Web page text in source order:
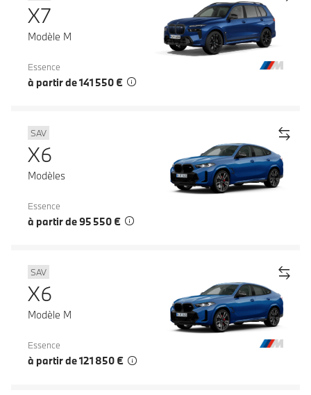
X7
Modèle M
Essence
à partir de 141 550 €
SAV
X6
Modèles
Essence
à partir de 95 550 €
SAV
X6
Modèle M
Essence
à partir de 121 850 €